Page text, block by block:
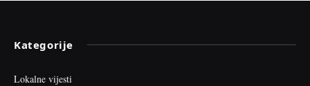
Kategorije
Lokalne vijesti